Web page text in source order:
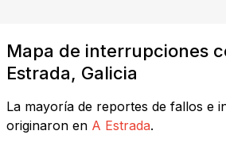
Mapa de interrupciones
Estrada, Galicia
La mayoría de reportes de fallos e
originaron en A Estrada.